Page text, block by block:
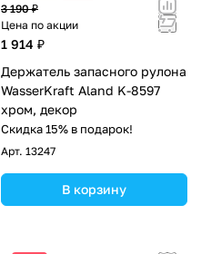
3 190 ₽
Цена по акции
1 914 ₽
Держатель запасного рулона
WasserKraft Aland K-8597
хром, декор
Скидка 15% в подарок!
Арт. 13247
В корзину